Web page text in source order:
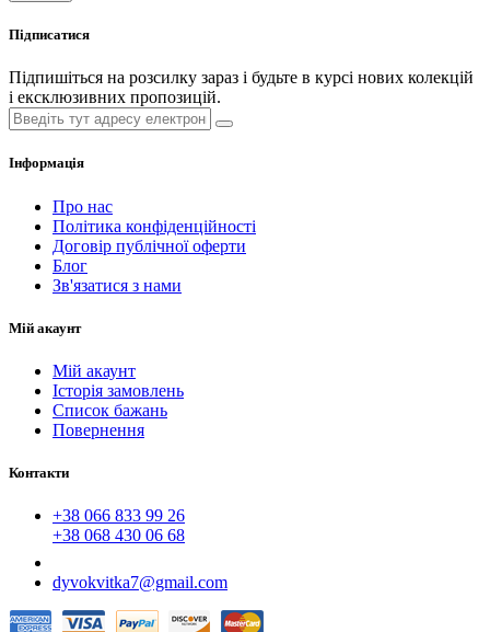
Підписатися
Підпишіться на розсилку зараз і будьте в курсі нових колекцій
і ексклюзивних пропозицій.
Інформація
Про нас
Політика конфіденційності
Договір публічної оферти
Блог
Зв'язатися з нами
Мій акаунт
Мій акаунт
Історія замовлень
Список бажань
Повернення
Контакти
+38 066 833 99 26
+38 068 430 06 68
dyvokvitka7@gmail.com